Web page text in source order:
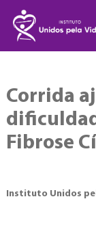
Corrida
Fibrose
Instituto Unidos